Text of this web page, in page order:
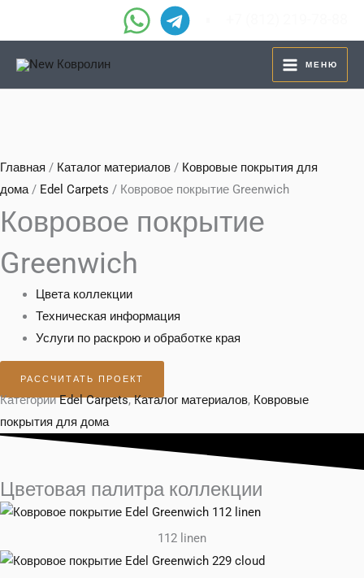
МЕНЮ
Главная / Каталог материалов / Ковровые покрытия для
дома/ Edel Carpets / Ковровое покрытие Greenwich
Ковровое покрытие
Greenwich
Цвета коллекции
Техническая информация
Услуги по раскрою и обработке края
РАССЧИТАТЬ ПРОЕКТ
Категории Edel Carpets,Каталог материалов, Ковровые
покрытия для дома
Цветовая палитра коллекции
112 linen